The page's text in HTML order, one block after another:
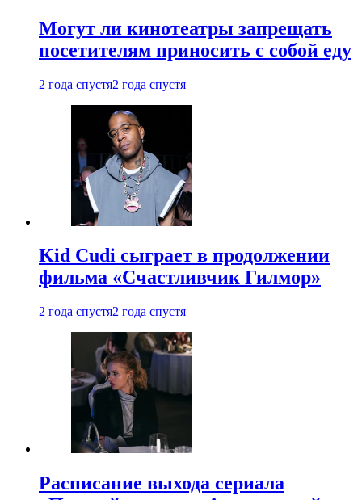
Могут ли кинотеатры запрещать
посетителям приносить с собой еду
2 года спустя2 года спустя
Kid Cudi сыграет в продолжении
фильма «Счастливчик Гилмор»
2 года спустя2 года спустя
Расписание выхода сериала